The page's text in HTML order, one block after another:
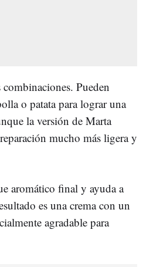
Pueden
o patata para lograr una
la versión de Marta
mucho más ligera y
aromático final y ayuda a
es una crema con un
agradable para